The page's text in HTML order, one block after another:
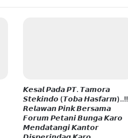
𝙆𝙚𝙨𝙖𝙡 𝙋𝙖𝙙𝙖 𝙋𝙏. 𝙏𝙖𝙢𝙤𝙧𝙖
𝙎𝙩𝙚𝙠𝙞𝙣𝙙𝙤 (𝙏𝙤𝙗𝙖 𝙃𝙖𝙨𝙛𝙖𝙧𝙢)..!!
𝙍𝙚𝙡𝙖𝙬𝙖𝙣 𝙋𝙞𝙣𝙠 𝘽𝙚𝙧𝙨𝙖𝙢𝙖
𝙁𝙤𝙧𝙪𝙢 𝙋𝙚𝙩𝙖𝙣𝙞 𝘽𝙪𝙣𝙜𝙖 𝙆𝙖𝙧𝙤
𝙈𝙚𝙣𝙙𝙖𝙩𝙖𝙣𝙜𝙞 𝙆𝙖𝙣𝙩𝙤𝙧